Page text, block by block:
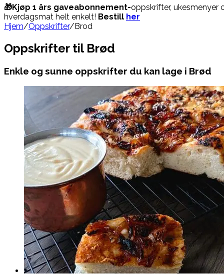
🎁Kjøp 1 års gaveabonnement-oppskrifter, ukesmenyer
hverdagsmat helt enkelt! Bestill her
Hjem/Oppskrifter/Brod
Oppskrifter til Brød
Enkle og sunne oppskrifter du kan lage i Brød